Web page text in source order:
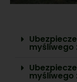
myśliwego
myśliwego